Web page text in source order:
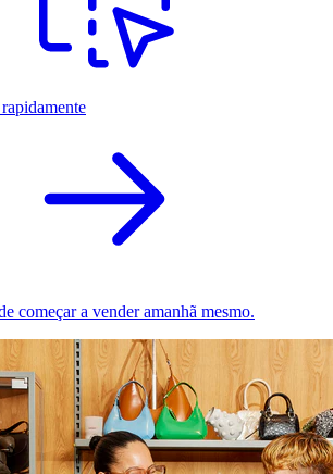
começar a vender amanhã mesmo.